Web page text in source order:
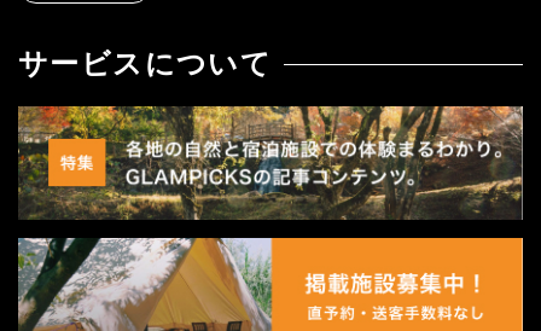
サービスについて